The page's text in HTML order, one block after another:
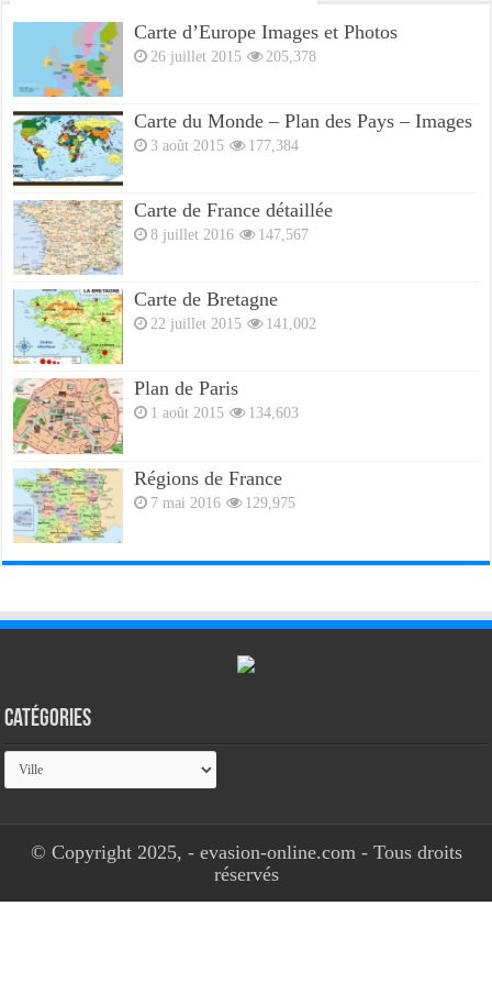
Carte d’Europe Images et Photos
26 juillet 2015 205,378
Carte du Monde – Plan des Pays – Images
3 août 2015 177,384
Carte de France détaillée
8 juillet 2016 147,567
Carte de Bretagne
22 juillet 2015 141,002
Plan de Paris
1 août 2015 134,603
Régions de France
7 mai 2016 129,975
Catégories
Catégories
© Copyright 2025, - evasion-online.com - Tous droits
réservés